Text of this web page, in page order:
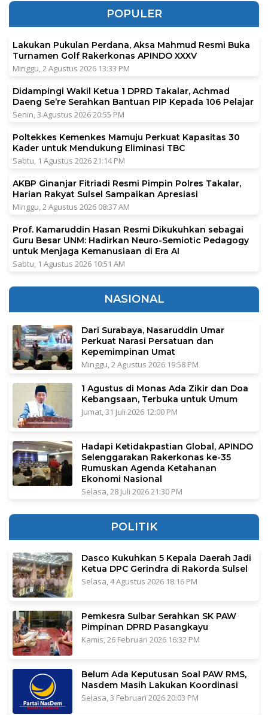
POPULER
Lakukan Pukulan Perdana, Aksa Mahmud Resmi Buka
Turnamen Golf Rakerkonas APINDO XXXV
Minggu, 2 Agustus 2026 13:33 PM
Didampingi Wakil Ketua 1 DPRD Takalar, Achmad
Daeng Se’re Serahkan Bantuan PIP Kepada 106 Pelajar
Senin, 3 Agustus 2026 20:55 PM
Poltekkes Kemenkes Mamuju Perkuat Kapasitas 30
Kader untuk Mendukung Eliminasi TBC
Sabtu, 1 Agustus 2026 21:14 PM
AKBP Ginanjar Fitriadi Resmi Pimpin Polres Takalar,
Harian Rakyat Sulsel Sampaikan Apresiasi
Minggu, 2 Agustus 2026 08:37 AM
Prof. Kamaruddin Hasan Resmi Dikukuhkan sebagai
Guru Besar UNM: Hadirkan Neuro-Semiotic Pedagogy
untuk Menjaga Kemanusiaan di Era AI
Sabtu, 1 Agustus 2026 10:51 AM
NASIONAL
Dari Surabaya, Nasaruddin Umar
Perkuat Narasi Persatuan dan
Kepemimpinan Umat
Minggu, 2 Agustus 2026 19:58 PM
1 Agustus di Monas Ada Zikir dan Doa
Kebangsaan, Terbuka untuk Umum
Jumat, 31 Juli 2026 12:00 PM
Hadapi Ketidakpastian Global, APINDO
Selenggarakan Rakerkonas ke-35
Rumuskan Agenda Ketahanan
Ekonomi Nasional
Selasa, 28 Juli 2026 21:30 PM
POLITIK
Dasco Kukuhkan 5 Kepala Daerah Jadi
Ketua DPC Gerindra di Rakorda Sulsel
Selasa, 4 Agustus 2026 18:16 PM
Pemkesra Sulbar Serahkan SK PAW
Pimpinan DPRD Pasangkayu
Kamis, 26 Februari 2026 16:32 PM
Belum Ada Keputusan Soal PAW RMS,
Nasdem Masih Lakukan Koordinasi
Selasa, 3 Februari 2026 20:03 PM